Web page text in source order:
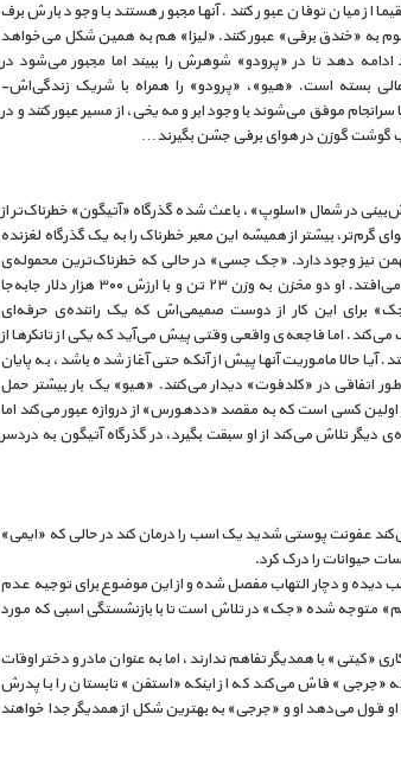
میان توفان عبور کنند. آنها مجبور هستند با وجود بارش برف
به «خندق برفی» عبور کنند. «لیزا» هم به همین شکل می‌خواهد
دهد تا در «پرودو» شوهرش را ببیند اما مجبور می‌شود در
بسته است. «هیو»، «پرودو» را همراه با شریک زندگی‌اش-
موفق می‌شوند با وجود ابر و مه یخی، از مسیر عبور کنند و در
گوشت گوزن در هوای برفی جشن بگیرند…
در شمال «اسلوپ»، باعث شده گذرگاه «آتیگون» خطرناک‌تر از
گرم‌تر، بیشتر از همیشه این معبر خطرناک را به یک گذرگاه لغزنده
نیز وجود دارد. «جک جسی» در حالی که خطرناک‌ترین محموله‌ی
این فصل خودش را حمل می‌کند به راه می‌افتد. او دو مخزن به وزن ۲۳ تن و با ارزش ۳۰۰ هزار دلار جا‌به‌جا
برای این کار از دوست صمیمی‌اش که یک راننده‌ی حرفه‌ای
اما فاجعه‌ی واقعی وقتی پیش می‌آید که یکی از تانکرها از
حالا ماموریت آنها پیش از آنکه حتی آغاز شده باشد، به پایان
اتفاقی در «کلدفوت» دیدار می‌کنند. «هیو» یک بار بیشتر حمل
کسی است که به مقصد «ددهورس» از دروازه عبور می‌کند اما
دیگر تلاش می‌کند از او سبقت بگیرد، در گذرگاه آتیگون به دردسر
عفونت پوستی شدید یک اسب را درمان کند در حالی که «ایمی»
حیوانات را درک کرد.
دیده و دچار التهاب مفصل شده و از این موضوع برای توجیه عدم
متوجه شده «جک» در تلاش است تا با بازنشستگی اسبی که مورد
با همدیگر تفاهم ندارند، اما به عنوان مادر و دختر اوقات
فاش می‌کند که از اینکه «استفن» تابستان را با پدرش
او قول می‌دهد او و «جرجی» به بهترین شکل از همدیگر جدا خواهند